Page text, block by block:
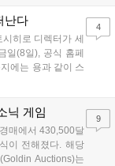
난다
히로 디렉터가 세
일(8일), 공식 홈페
에는 용과 같이 스
를 정립한다는 소
...
4
닉 게임
매에서 430,500달
이 전해졌다. 해당
Auctions)는
9